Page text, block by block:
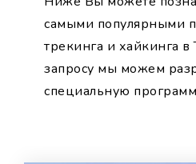
самыми популярными
трекинга и хайкинга
запросу мы можем
специальную